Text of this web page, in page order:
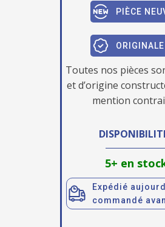
PIÈCE
ORIGINALE
Toutes nos pièces
et d’origine
mention
5+ en
Expédié
commandé